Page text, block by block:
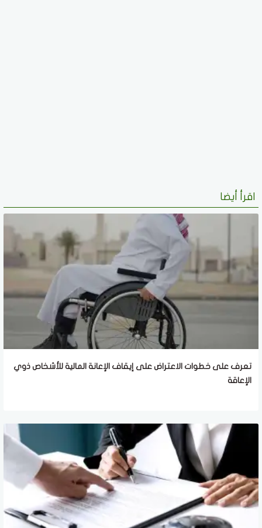
اقرأ أيضا
تعرف على خطوات الاعتراض على إيقاف الإعانة المالية للأشخاص ذوي
الإعاقة